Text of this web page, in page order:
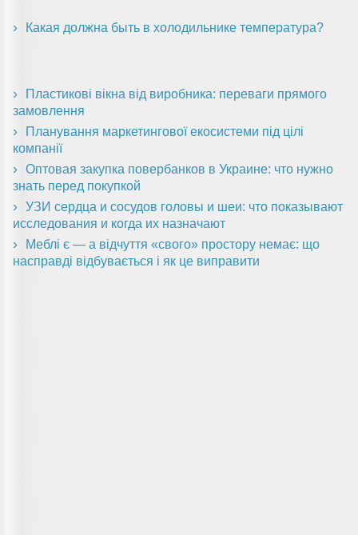
Какая должна быть в холодильнике температура?
Пластикові вікна від виробника: переваги прямого
замовлення
Планування маркетингової екосистеми під цілі
компанії
Оптовая закупка повербанков в Украине: что нужно
знать перед покупкой
УЗИ сердца и сосудов головы и шеи: что показывают
исследования и когда их назначают
Меблі є — а відчуття «свого» простору немає: що
насправді відбувається і як це виправити